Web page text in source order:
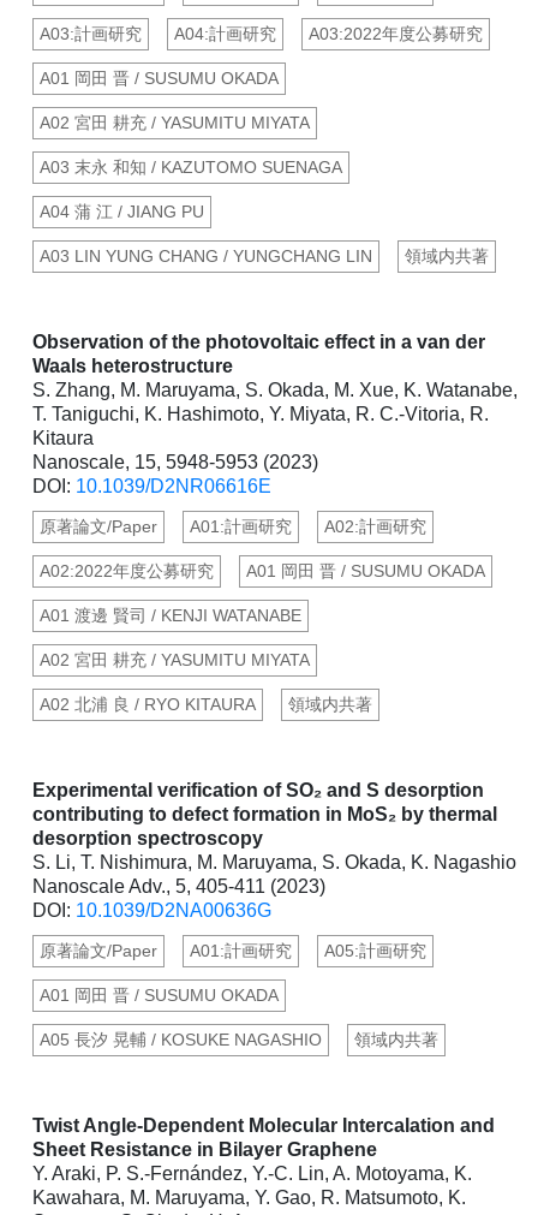
A03:計画研究 A04:計画研究 A03:2022年度公募研究
A01 岡田 晋 / SUSUMU OKADA
A02 宮田 耕充 / YASUMITU MIYATA
A03 末永 和知 / KAZUTOMO SUENAGA
A04 蒲 江 / JIANG PU
A03 LIN YUNG CHANG / YUNGCHANG LIN 領域内共著
Observation of the photovoltaic effect in a van der
Waals heterostructure
S. Zhang, M. Maruyama, S. Okada, M. Xue, K. Watanabe,
T. Taniguchi, K. Hashimoto, Y. Miyata, R. C.-Vitoria, R.
Kitaura
Nanoscale, 15, 5948-5953 (2023)
DOI: 10.1039/D2NR06616E
原著論文/Paper A01:計画研究 A02:計画研究
A02:2022年度公募研究 A01 岡田 晋 / SUSUMU OKADA
A01 渡邊 賢司 / KENJI WATANABE
A02 宮田 耕充 / YASUMITU MIYATA
A02 北浦 良 / RYO KITAURA 領域内共著
Experimental verification of SO₂ and S desorption
contributing to defect formation in MoS₂ by thermal
desorption spectroscopy
S. Li, T. Nishimura, M. Maruyama, S. Okada, K. Nagashio
Nanoscale Adv., 5, 405-411 (2023)
DOI: 10.1039/D2NA00636G
原著論文/Paper A01:計画研究 A05:計画研究
A01 岡田 晋 / SUSUMU OKADA
A05 長汐 晃輔 / KOSUKE NAGASHIO 領域内共著
Twist Angle-Dependent Molecular Intercalation and
Sheet Resistance in Bilayer Graphene
Y. Araki, P. S.-Fernández, Y.-C. Lin, A. Motoyama, K.
Kawahara, M. Maruyama, Y. Gao, R. Matsumoto, K.